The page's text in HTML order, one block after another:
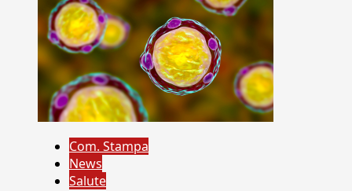
Com. Stampa
News
Salute